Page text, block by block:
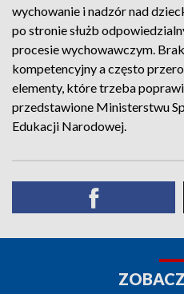
wychowanie i nadzór nad
po stronie służb
procesie wychowawczym.
kompetencyjny a często
elementy, które trzeba
przedstawione Ministerstwu
Edukacji Narodowej.